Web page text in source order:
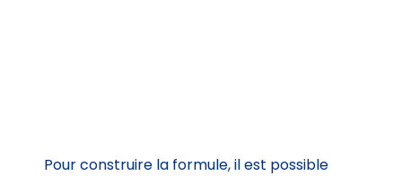
Pour construire la formule, il est possible